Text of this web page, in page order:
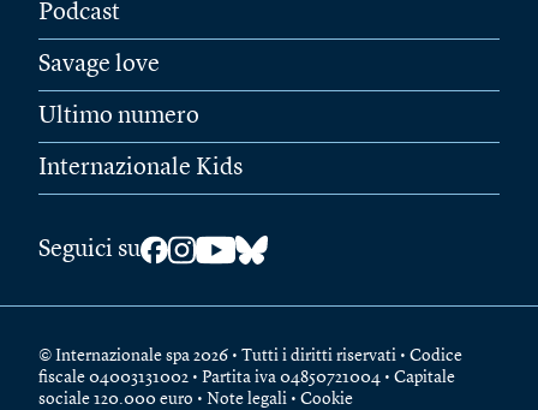
Podcast
Savage love
Ultimo numero
Internazionale Kids
Seguici su
© Internazionale spa 2026 • Tutti i diritti riservati • Codice
fiscale 04003131002 • Partita iva 04850721004 • Capitale
sociale 120.000 euro • Note legali • Cookie